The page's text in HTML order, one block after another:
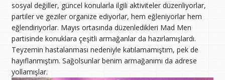
sosyal değiller, güncel konularla ilgili aktiviteler düzenliyorlar,
partiler ve geziler organize ediyorlar, hem eğleniyorlar hem
eğlendiriyorlar. Mayıs ortasında düzenledikleri Mad Men
partisinde konuklara çeşitli armağanlar da hazırlamışlardı.
Teyzemin hastalanması nedeniyle katılamamıştım, pek de
hayıflanmıştım. Sağolsunlar benim armağanımı da adrese
yollamışlar.